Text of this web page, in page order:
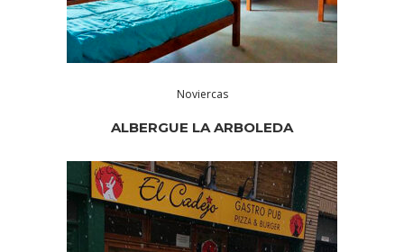
Noviercas
ALBERGUE LA ARBOLEDA